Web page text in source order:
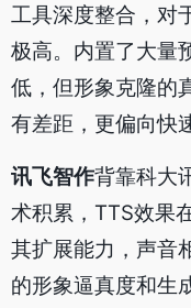
工具深度整合，对
极高。内置了大量
低，但形象克隆的
有差距，更偏向快
讯飞智作背靠科大
术积累，TTS效果
其扩展能力，声音
的形象逼真度和生